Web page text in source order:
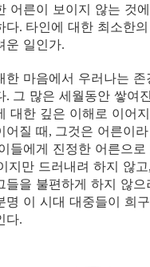
어른이 보이지 않는 것
다. 타인에 대한 최소한
운 일인가.
한 마음에서 우러나는 존
. 그 많은 세월동안 쌓여
대한 깊은 이해로 이어
어질 때, 그것은 어른이
들에게 진정한 어른으
지만 드러내려 하지 않고,
들을 불편하게 하지 않으
명 이 시대 대중들이 희
다.